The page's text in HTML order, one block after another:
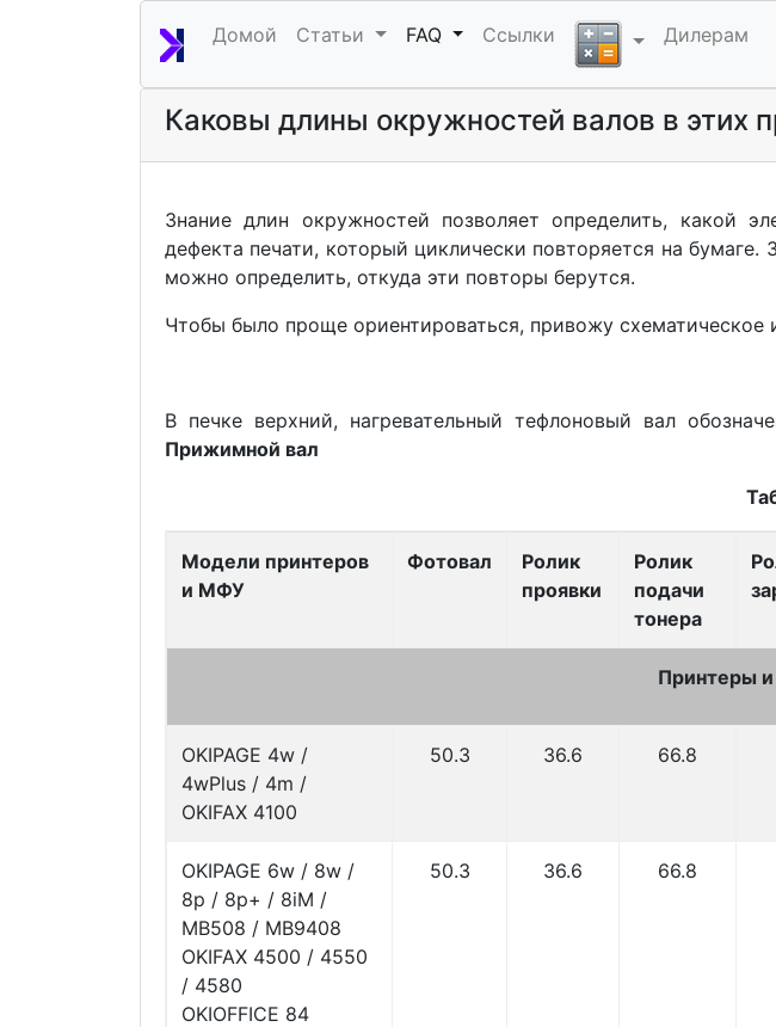
Домой Статьи FAQ Ссылки Дилерам
Каковы длины окружностей валов в этих
Знание длин окружностей позволяет определить, какой
дефекта печати, который циклически повторяется на
можно определить, откуда эти повторы берутся.
Чтобы было проще ориентироваться, привожу схематическое
В печке верхний, нагревательный тефлоновый вал
Прижимной вал
Модели принтеров
и МФУ
Фотовал
Ролик
проявки
Ролик
подачи
тонера
Принтеры
OKIPAGE 4w /
4wPlus / 4m /
OKIFAX 4100
50.3 36.6 66.8
OKIPAGE 6w / 8w /
8p / 8p+ / 8iM /
MB508 / MB9408
OKIFAX 4500 / 4550
/ 4580
OKIOFFICE 84
50.3 36.6 66.8